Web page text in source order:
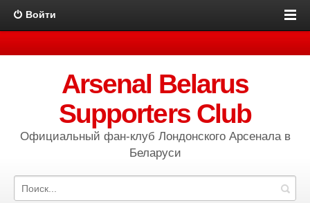
Войти
Arsenal Belarus
Supporters Club
Официальный фан-клуб Лондонского Арсенала в
Беларуси